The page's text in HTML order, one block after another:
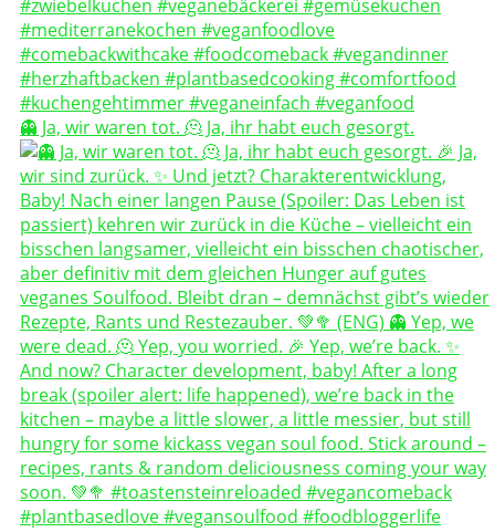
👻 Ja, wir waren tot. 🫠 Ja, ihr habt euch gesorgt.